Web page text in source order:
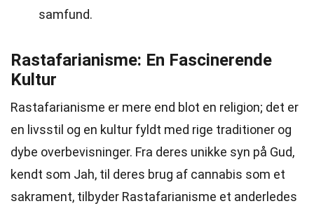
samfund.
Rastafarianisme: En Fascinerende
Kultur
Rastafarianisme er mere end blot en religion; det er
en livsstil og en kultur fyldt med rige traditioner og
dybe overbevisninger. Fra deres unikke syn på Gud,
kendt som Jah, til deres brug af cannabis som et
sakrament, tilbyder Rastafarianisme et anderledes